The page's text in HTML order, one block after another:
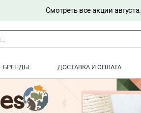
Смотреть все акции августа.
БРЕНДЫ ДОСТАВКА И ОПЛАТА